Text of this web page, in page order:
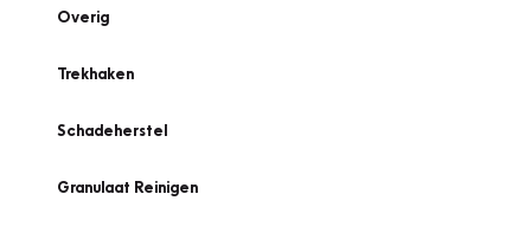
Overig
Trekhaken
Schadeherstel
Granulaat Reinigen